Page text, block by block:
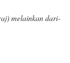
melainkan dari-